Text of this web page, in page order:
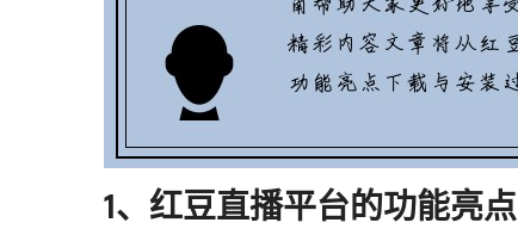
1、红豆直播平台的功能亮点